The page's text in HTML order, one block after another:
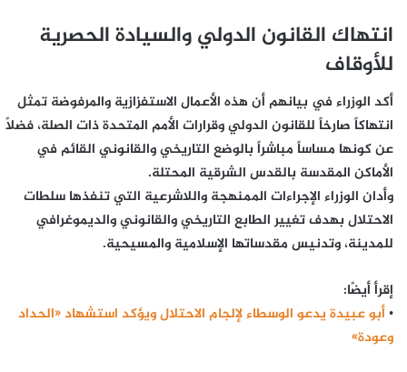
انتهاك القانون الدولي والسيادة الحصرية
للأوقاف
أكد الوزراء في بيانهم أن هذه الأعمال الاستفزازية والمرفوضة تمثل
انتهاكاً صارخاً للقانون الدولي وقرارات الأمم المتحدة ذات الصلة، فضلاً
عن كونها مساساً مباشراً بالوضع التاريخي والقانوني القائم في
الأماكن المقدسة بالقدس الشرقية المحتلة.
وأدان الوزراء الإجراءات الممنهجة واللاشرعية التي تنفذها سلطات
الاحتلال بهدف تغيير الطابع التاريخي والقانوني والديموغرافي
للمدينة، وتدنيس مقدساتها الإسلامية والمسيحية.
إقرأ أيضًا:
• أبو عبيدة يدعو الوسطاء لإلجام الاحتلال ويؤكد استشهاد «الحداد
وعودة»